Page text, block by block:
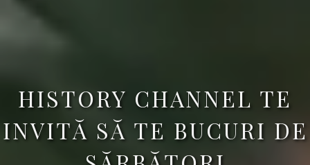
HISTORY CHANNEL TE
INVITĂ SĂ TE BUCURI DE